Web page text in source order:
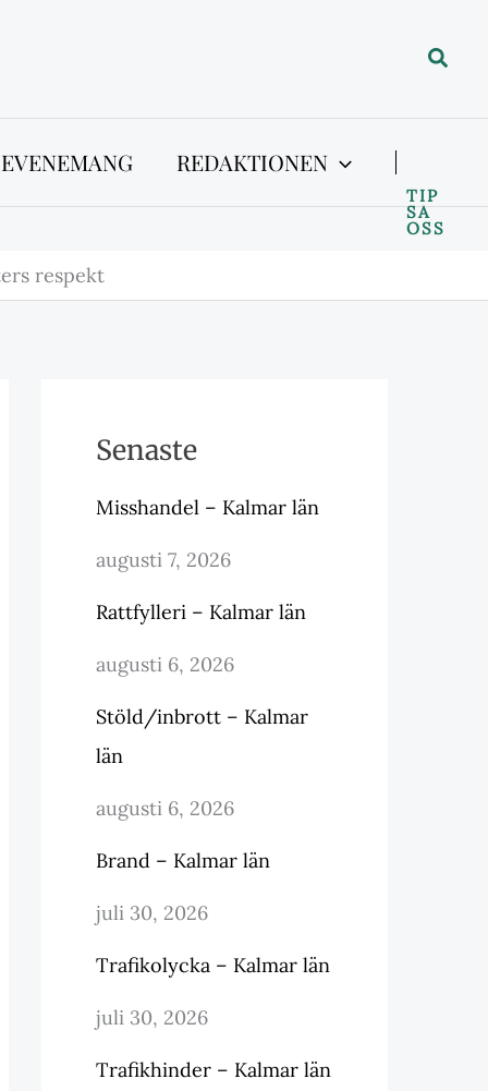
Sök
REDAKTIONEN
TIP
SA
OSS
respekt
Senaste
Misshandel – Kalmar län
augusti 7, 2026
Rattfylleri – Kalmar län
augusti 6, 2026
Stöld/inbrott – Kalmar
län
augusti 6, 2026
Brand – Kalmar län
juli 30, 2026
Trafikolycka – Kalmar län
juli 30, 2026
Trafikhinder – Kalmar län